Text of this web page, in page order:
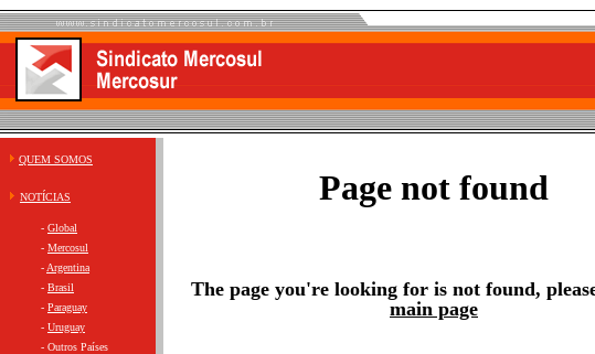
QUEM SOMOS
NOTÍCIAS
- Global
- Mercosul
- Argentina
- Brasil
- Paraguay
- Uruguay
- Outros Países
Page not found
The page you're looking for is not found,
main page